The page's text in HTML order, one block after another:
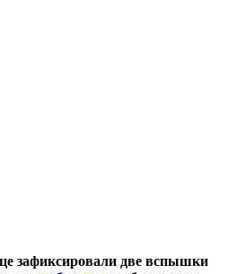
зафиксировали две вспышки